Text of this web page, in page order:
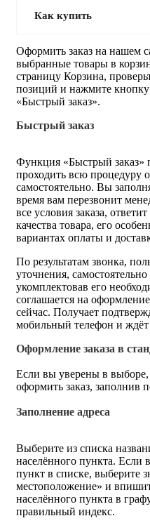
Как купить
Оформить заказ на нашем
выбранные товары в
страницу Корзина,
позиций и нажмите
«Быстрый заказ».
Быстрый заказ
Функция «Быстрый заказ»
проходить всю процедуру
самостоятельно. Вы
время вам перезвонит
все условия заказа,
качества товара, его
вариантах оплаты и
По результатам звонка,
уточнения, самостоятельно
укомплектовав его
соглашается на
сейчас. Получает
мобильный телефон и ждёт
Оформление заказа в
Если вы уверены в выборе,
оформить заказ, заполнив
Заполнение адреса
Выберите из списка
населённого пункта.
пункт в списке, выберите
местоположение» и
населённого пункта в
правильный индекс.